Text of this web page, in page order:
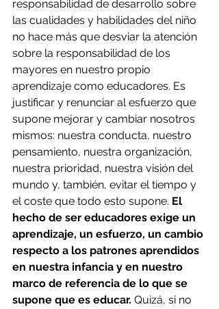
responsabilidad de desarrollo sobre
las cualidades y habilidades del niño
no hace más que desviar la atención
sobre la responsabilidad de los
mayores en nuestro propio
aprendizaje como educadores. Es
justificar y renunciar al esfuerzo que
supone mejorar y cambiar nosotros
mismos: nuestra conducta, nuestro
pensamiento, nuestra organización,
nuestra prioridad, nuestra visión del
mundo y, también, evitar el tiempo y
el coste que todo esto supone. El
hecho de ser educadores exige un
aprendizaje, un esfuerzo, un cambio
respecto a los patrones aprendidos
en nuestra infancia y en nuestro
marco de referencia de lo que se
supone que es educar. Quizá, si no